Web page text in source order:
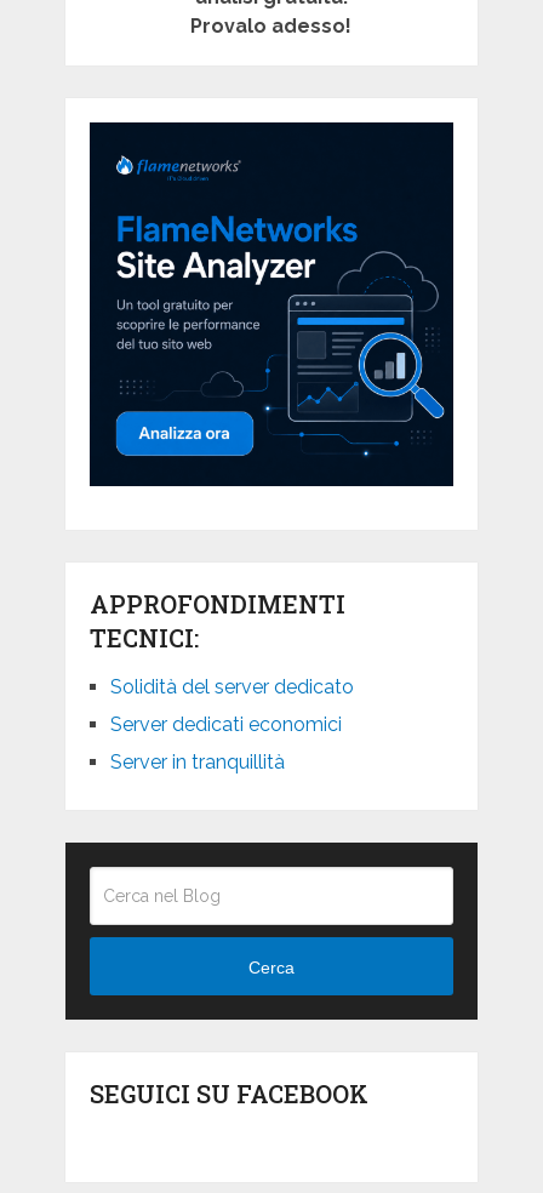
Provalo adesso!
APPROFONDIMENTI
TECNICI:
Solidità del server dedicato
Server dedicati economici
Server in tranquillità
Cerca
SEGUICI SU FACEBOOK